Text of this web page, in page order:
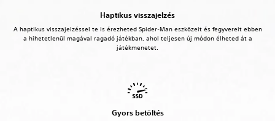
Haptikus visszajelzés
A haptikus visszajelzéssel te is érezheted Spider-Man eszközeit és fegyvereit ebben
a hihetetlenül magával ragadó játékban, ahol teljesen új módon élheted át a
játékmenetet.
Gyors betöltés